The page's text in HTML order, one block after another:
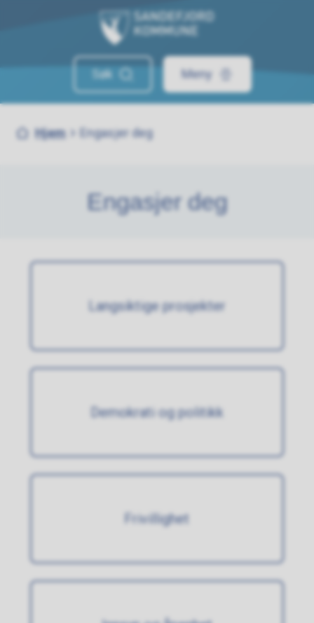
Sandefjord kommune
Søk Meny
Du er her:
Hjem Engasjer deg
Engasjer deg
Langsiktige prosjekter
Demokrati og politikk
Frivillighet